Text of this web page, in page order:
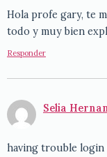
Hola profe gary, te
todo y muy bien
Responder
Selia
having trouble